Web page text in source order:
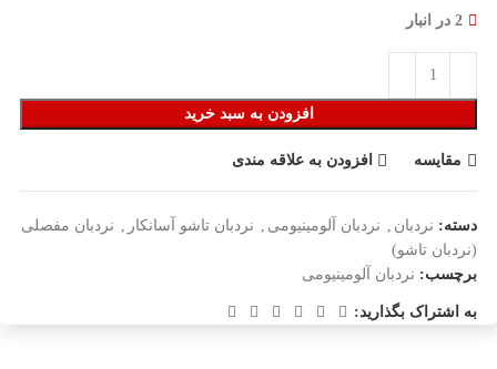
2 در انبار
افزودن به سبد خرید
مقایسه افزودن به علاقه مندی
دسته: نردبان , نردبان آلومینیومی , نردبان تاشو آسانکار , نردبان مفصلی
(نردبان تاشو)
برچسب: نردبان آلومینیومی
به اشتراک بگذارید: